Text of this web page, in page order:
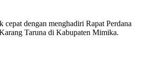
dengan menghadiri Rapat Perdana
Taruna di Kabupaten Mimika.